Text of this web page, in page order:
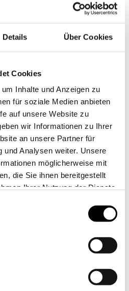
Details Über Cookies
Cookies
Inhalte und Anzeigen zu
für soziale Medien anbieten
auf unsere Website zu
wir Informationen zu Ihrer
an unsere Partner für
und Analysen weiter. Unsere
möglicherweise mit
die Sie ihnen bereitgestellt
Ihrer Nutzung der Dienste
Farbigkeit, die eben durch das
wird. Hier sehen Sie den
ist Ciclamino im Garn ein
kommt ein sehr schöner,
bisschen Kontrast mag: wir
Dunkelgrau.
Denim: